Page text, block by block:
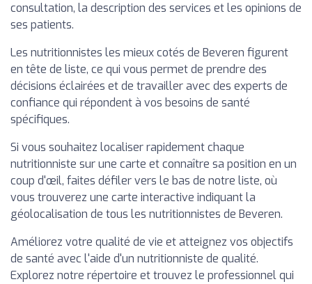
consultation, la description des services et les opinions de
ses patients.
Les nutritionnistes les mieux cotés de Beveren figurent
en tête de liste, ce qui vous permet de prendre des
décisions éclairées et de travailler avec des experts de
confiance qui répondent à vos besoins de santé
spécifiques.
Si vous souhaitez localiser rapidement chaque
nutritionniste sur une carte et connaître sa position en un
coup d'œil, faites défiler vers le bas de notre liste, où
vous trouverez une carte interactive indiquant la
géolocalisation de tous les nutritionnistes de Beveren.
Améliorez votre qualité de vie et atteignez vos objectifs
de santé avec l'aide d'un nutritionniste de qualité.
Explorez notre répertoire et trouvez le professionnel qui